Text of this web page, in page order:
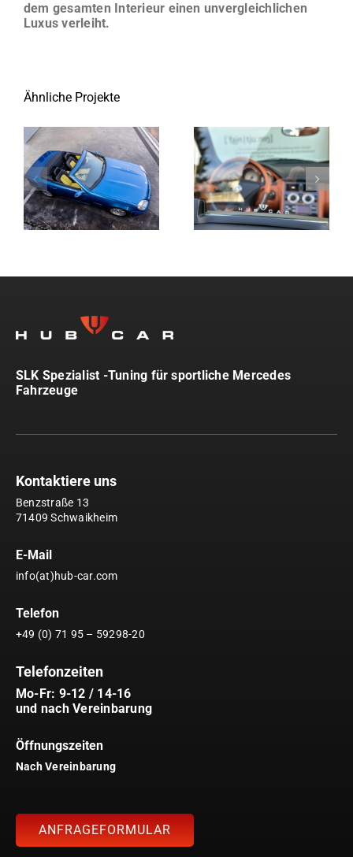
dem gesamten Interieur einen unvergleichlichen
Luxus verleiht.
Ähnliche Projekte
SLK Spezialist -Tuning für sportliche Mercedes
Fahrzeuge
Kontaktiere uns
Benzstraße 13
71409 Schwaikheim
E-Mail
info(at)hub-car.com
Telefon
+49 (0) 71 95 – 59298-20
Telefonzeiten
Mo-Fr: 9-12 / 14-16
und nach Vereinbarung
Öffnungszeiten
Nach Vereinbarung
ANFRAGEFORMULAR